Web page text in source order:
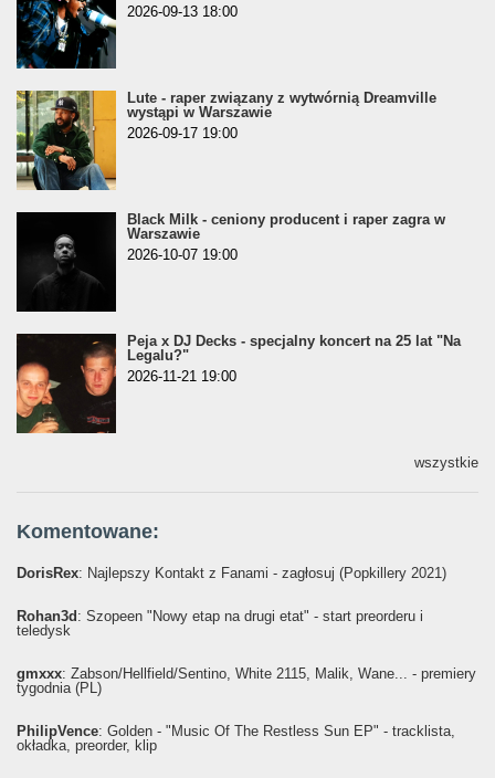
2026-09-13 18:00
Lute - raper związany z wytwórnią Dreamville
wystąpi w Warszawie
2026-09-17 19:00
Black Milk - ceniony producent i raper zagra w
Warszawie
2026-10-07 19:00
Peja x DJ Decks - specjalny koncert na 25 lat "Na
Legalu?"
2026-11-21 19:00
wszystkie
Komentowane:
DorisRex: Najlepszy Kontakt z Fanami - zagłosuj (Popkillery 2021)
Rohan3d: Szopeen "Nowy etap na drugi etat" - start preorderu i
teledysk
gmxxx: Żabson/Hellfield/Sentino, White 2115, Malik, Wane... - premiery
tygodnia (PL)
PhilipVence: Golden - "Music Of The Restless Sun EP" - tracklista,
okładka, preorder, klip